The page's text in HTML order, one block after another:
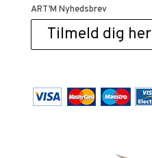
ART’M Nyhedsbrev
Tilmeld dig her